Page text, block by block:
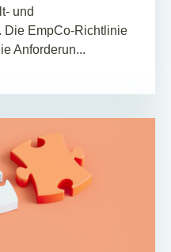
und
Die EmpCo-Richtlinie
Anforderun...